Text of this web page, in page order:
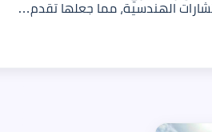
الهندسية، مما جعلها تقدم…